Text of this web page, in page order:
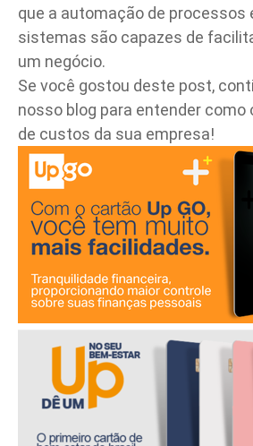
que a automação de processos
sistemas são capazes de
um negócio.
Se você gostou deste post,
nosso blog para entender como
de custos da sua empresa!